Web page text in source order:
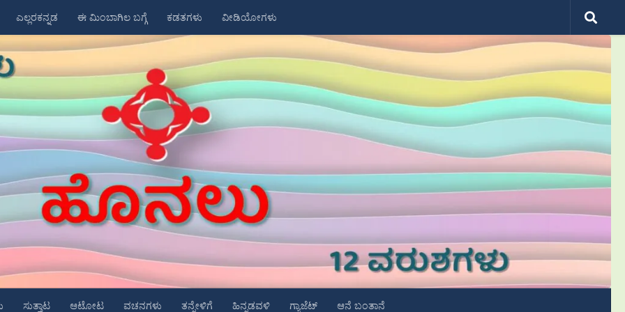
ಎಲ್ಲರಕನ್ನಡ ಈ ಮಿಂಬಾಗಿಲ ಬಗ್ಗೆ ಕಡತಗಳು ವೀಡಿಯೋಗಳು
ಸುತ್ತಾಟ ಆಟೋಟ ವಚನಗಳು ತನ್ನೇಳಿಗೆ ಹಿನ್ನಡವಳಿ ಗ್ಯಾಜೆಟ್ ಆನೆ ಬಂತಾನೆ